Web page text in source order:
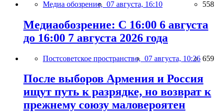
Медиа обозрение, 07 августа, 16:10 558
Медиаобозрение: С 16:00 6 августа
до 16:00 7 августа 2026 года
Постсоветское пространство, 07 августа, 10:26 659
После выборов Армения и Россия
ищут путь к разрядке, но возврат к
прежнему союзу маловероятен